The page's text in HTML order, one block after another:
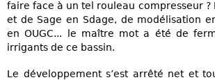
faire face à un tel rouleau compresseur ?
et de Sage en Sdage, de modélisation
en OUGC... le maître mot a été de
irrigants de ce bassin.
Le développement s’est arrêté net et